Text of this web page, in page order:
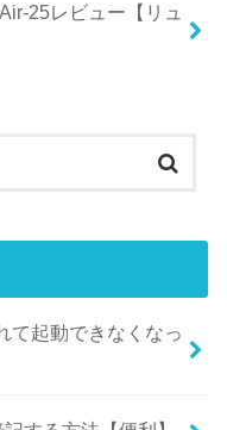
25レビュー【リュ
て起動できなくなっ